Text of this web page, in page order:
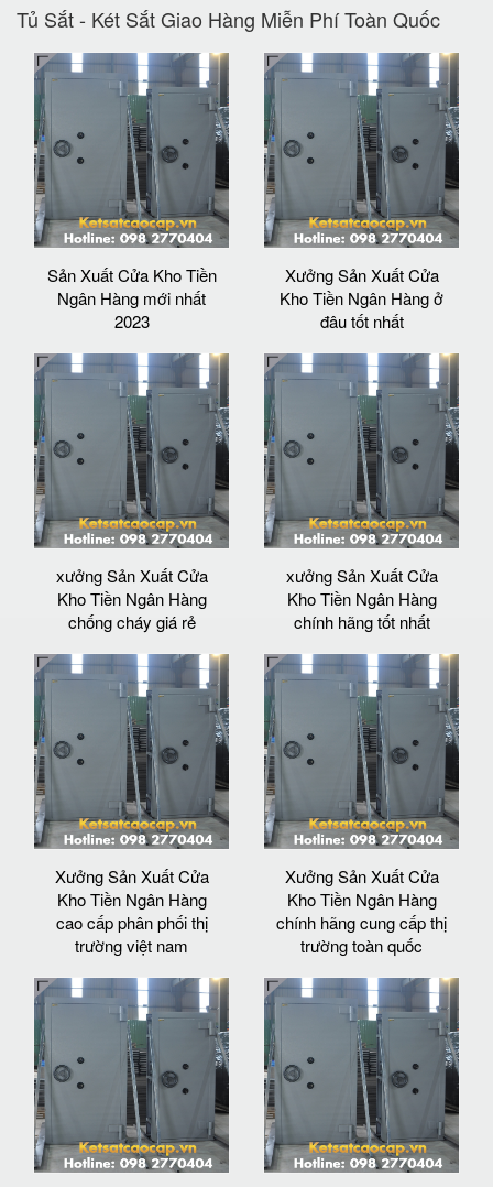
Tủ Sắt - Két Sắt Giao Hàng Miễn Phí Toàn Quốc
Sản Xuất Cửa Kho Tiền
Ngân Hàng mới nhất
2023
Xưởng Sản Xuất Cửa
Kho Tiền Ngân Hàng ở
đâu tốt nhất
xưởng Sản Xuất Cửa
Kho Tiền Ngân Hàng
chống cháy giá rẻ
xưởng Sản Xuất Cửa
Kho Tiền Ngân Hàng
chính hãng tốt nhất
Xưởng Sản Xuất Cửa
Kho Tiền Ngân Hàng
cao cấp phân phối thị
trường việt nam
Xưởng Sản Xuất Cửa
Kho Tiền Ngân Hàng
chính hãng cung cấp thị
trường toàn quốc